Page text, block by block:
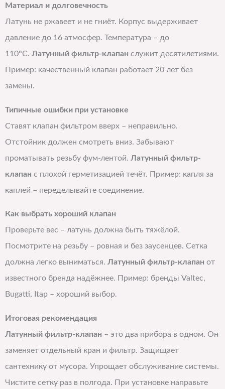
Материал и долговечность
Латунь не ржавеет и не гниёт. Корпус выдерживает
давление до 16 атмосфер. Температура – до
110°C. Латунный фильтр-клапан служит десятилетиями.
Пример: качественный клапан работает 20 лет без
замены.
Типичные ошибки при установке
Ставят клапан фильтром вверх – неправильно.
Отстойник должен смотреть вниз. Забывают
проматывать резьбу фум-лентой. Латунный фильтр-
клапан с плохой герметизацией течёт. Пример: капля за
каплей – переделывайте соединение.
Как выбрать хороший клапан
Проверьте вес – латунь должна быть тяжёлой.
Посмотрите на резьбу – ровная и без заусенцев. Сетка
должна легко выниматься. Латунный фильтр-клапан от
известного бренда надёжнее. Пример: бренды Valtec,
Bugatti, Itap – хороший выбор.
Итоговая рекомендация
Латунный фильтр-клапан – это два прибора в одном. Он
заменяет отдельный кран и фильтр. Защищает
сантехнику от мусора. Упрощает обслуживание системы.
Чистите сетку раз в полгода. При установке направьте